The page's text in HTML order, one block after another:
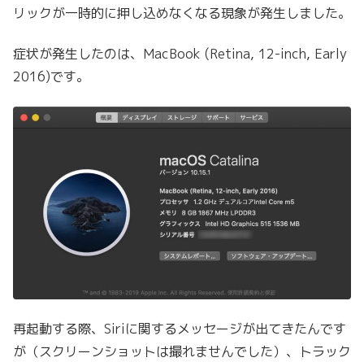
リックが一時的に押し込めなくなる現象が発生しました。
症状が発生したのは、MacBook (Retina, 12-inch, Early
2016)です。
再起動する際、Siriに関するメッセージが出てきたんです
が（スクリーンショットは撮れませんでした）、トラック